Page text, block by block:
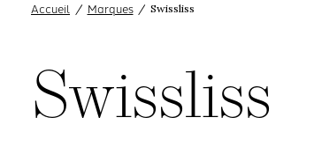
Accueil / Marques / Swissliss
Swissliss